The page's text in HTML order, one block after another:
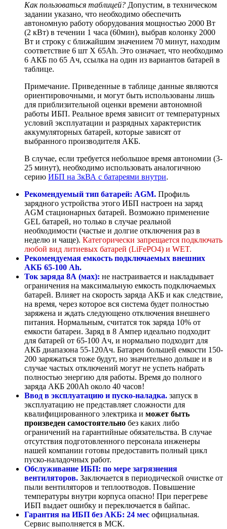
Как пользоваться таблицей? Допустим, в техническом
задании указано, что необходимо обеспечить
автономную работу оборудования мощностью 2000 Вт
(2 кВт) в течении 1 часа (60мин), выбрав колонку 2000
Вт и строку с ближайшим значением 70 минут, находим
соответствие 6 шт Х 65Ah. Это означает, что необходимо
6 АКБ по 65 Ач, ссылка на один из вариантов батарей в
таблице.
Примечание. Приведенные в таблице данные являются
ориентировочными, и могут быть использованы лишь
для приблизительной оценки времени автономной
работы ИБП. Реальное время зависит от температурных
условий эксплуатации и разрядных характеристик
аккумуляторных батарей, которые зависят от
выбранного производителя АКБ.
В случае, если требуется небольшое время автономии (3-
25 минут), необходимо использовать аналогичною
серию ИБП на 3кВА с батареями внутри.
Рекомендуемый тип батарей: AGM. Профиль
зарядного устройства этого ИБП настроен на заряд
AGM стационарных батарей. Возможно применение
GEL батарей, но только в случае реальной
необходимости (частые и долгие отключения раз в
неделю и чаще). Категорически запрещается подключать
любой вид литиевых батарей (LiFePO4) и WET.
Рекомендуемая емкость подключаемых внешних
АКБ 65-100 Ah.
Ток заряда 8А (мах): не настраивается и накладывает
ограничения на максимальную емкость подключаемых
батарей. Влияет на скорость заряда АКБ и как следствие,
на время, через которое вся система будет полностью
заряжена и ждать следующено отключения внешнего
питания. Нормальным, считатся ток заряда 10% от
емкости батареи. Заряд в 8 Ампер идеально подходит
для батарей от 65-100 Ач, и нормально подходит для
АКБ диапазона 55-120Ач. Батареи большей емкости 150-
200 заряжаться тоже будут, но значительно дольше и в
случае частых отключений могут не успеть набрать
полностью энергию для работы. Время до полного
заряда АКБ 200Ah около 40 часов!
Ввод в эксплуатацию и пуско-наладка. запуск в
эксплуатацию не представляет сложности для
квалифицированного электрика и может быть
произведен самостоятельно без каких либо
ограничений на гарантийные обязательства. В случае
отсутствия подготовленного персонала инженеры
нашей компании готовы предоставить полный цикл
пуско-наладочных работ.
Обслуживание ИБП: по мере загрязнения
вентиляторов. Заключается в периодической очистке от
пыли вентиляторов и теплоотводов. Повышение
температуры внутри корпуса опасно! При перегреве
ИБП выдает ошибку и переключается в байпас.
Гарантия на ИБП без АКБ: 24 мес официальная.
Сервис выполняется в МСК.